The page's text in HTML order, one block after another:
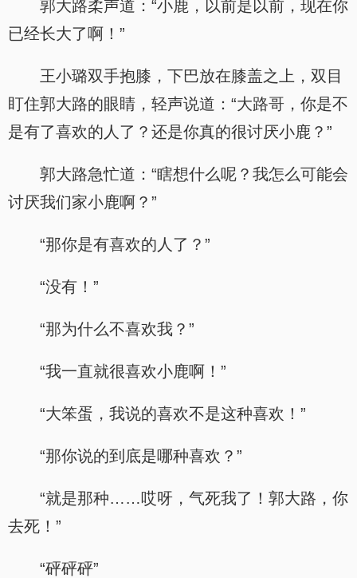
郭大路柔声道：“小鹿，以前是以前，现在你
已经长大了啊！”
王小璐双手抱膝，下巴放在膝盖之上，双目
盯住郭大路的眼睛，轻声说道：“大路哥，你是不
是有了喜欢的人了？还是你真的很讨厌小鹿？”
郭大路急忙道：“瞎想什么呢？我怎么可能会
讨厌我们家小鹿啊？”
“那你是有喜欢的人了？”
“没有！”
“那为什么不喜欢我？”
“我一直就很喜欢小鹿啊！”
“大笨蛋，我说的喜欢不是这种喜欢！”
“那你说的到底是哪种喜欢？”
“就是那种……哎呀，气死我了！郭大路，你
去死！”
“砰砰砰”